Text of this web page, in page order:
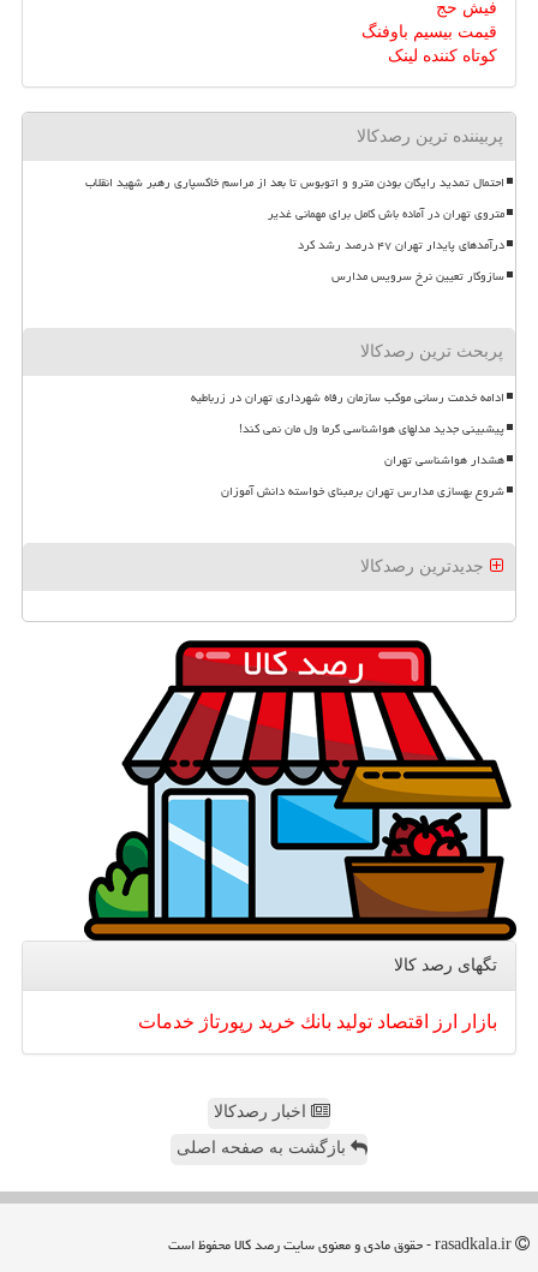
فیش حج
قیمت بیسیم باوفنگ
کوتاه کننده لینک
پربیننده ترین رصدکالا
احتمال تمدید رایگان بودن مترو و اتوبوس تا بعد از مراسم خاکسپاری رهبر شهید انقلاب
متروی تهران در آماده باش کامل برای مهمانی غدیر
درآمدهای پایدار تهران ۴۷ درصد رشد کرد
سازوکار تعیین نرخ سرویس مدارس
پربحث ترین رصدکالا
ادامه خدمت رسانی موکب سازمان رفاه شهرداری تهران در زرباطیه
پیشبینی جدید مدلهای هواشناسی گرما ول مان نمی کند!
هشدار هواشناسی تهران
شروع بهسازی مدارس تهران برمبنای خواسته دانش آموزان
جدیدترین رصدکالا
تگهای رصد كالا
بازار ارز اقتصاد تولید بانك خرید رپورتاژ خدمات
اخبار رصدکالا
بازگشت به صفحه اصلی